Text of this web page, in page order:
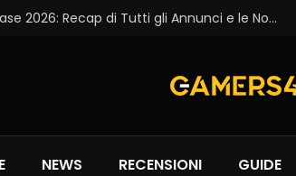
THQ Nordic Showcase 2026: Recap di Tutti gli Annunci e le Novità
NEWS RECENSIONI GUIDE